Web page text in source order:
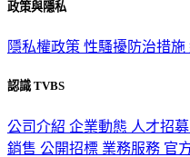
政策與隱私
隱私權政策 性騷擾防治措施
認識 TVBS
公司介紹 企業動態 人才招募
銷售 公開招標 業務服務 官